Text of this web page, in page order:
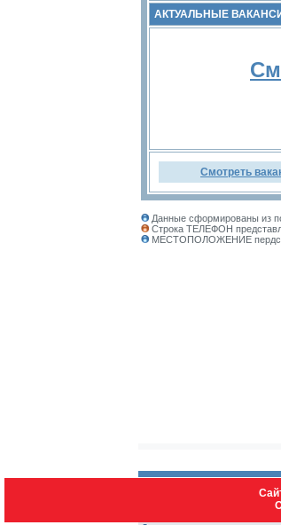
АКТУАЛЬНЫЕ
Смотреть
Данные сформированы из
Строка ТЕЛЕФОН
МЕСТОПОЛОЖЕНИЕ